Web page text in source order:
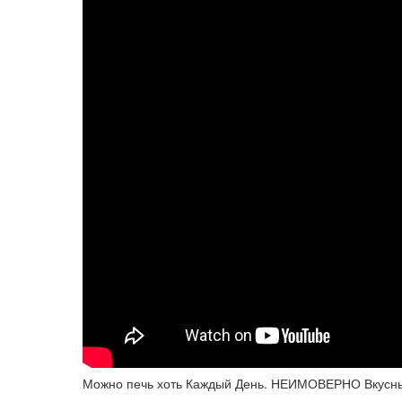
Можно печь хоть Каждый День. НЕИМОВЕРНО